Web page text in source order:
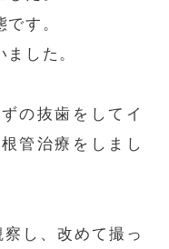
す。
した。
の抜歯をしてイ
管治療をしまし
し、改めて撮っ